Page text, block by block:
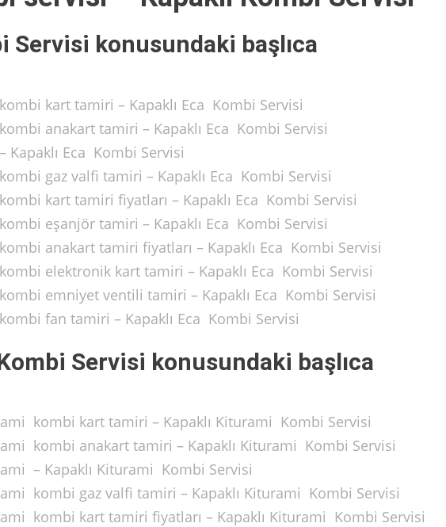
Servisi konusundaki başlıca
kart tamiri – Kapaklı Eca Kombi Servisi
anakart tamiri – Kapaklı Eca Kombi Servisi
Kapaklı Eca Kombi Servisi
gaz valfi tamiri – Kapaklı Eca Kombi Servisi
kart tamiri fiyatları – Kapaklı Eca Kombi Servisi
eşanjör tamiri – Kapaklı Eca Kombi Servisi
anakart tamiri fiyatları – Kapaklı Eca Kombi Servisi
elektronik kart tamiri – Kapaklı Eca Kombi Servisi
emniyet ventili tamiri – Kapaklı Eca Kombi Servisi
fan tamiri – Kapaklı Eca Kombi Servisi
Servisi konusundaki başlıca
kombi kart tamiri – Kapaklı Kiturami Kombi Servisi
kombi anakart tamiri – Kapaklı Kiturami Kombi Servisi
– Kapaklı Kiturami Kombi Servisi
kombi gaz valfi tamiri – Kapaklı Kiturami Kombi Servisi
kombi kart tamiri fiyatları – Kapaklı Kiturami Kombi Servisi